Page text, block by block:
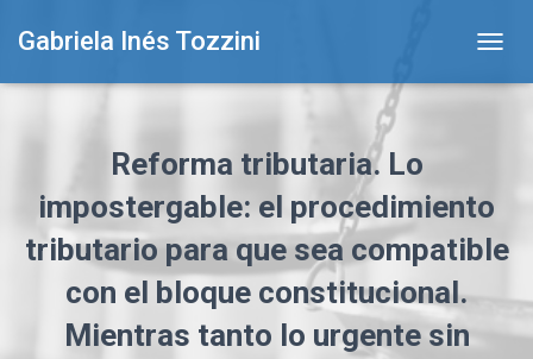
Gabriela Inés Tozzini
O
A
V
I
Reforma tributaria. Lo
impostergable: el procedimiento
tributario para que sea compatible
con el bloque constitucional.
Mientras tanto lo urgente sin